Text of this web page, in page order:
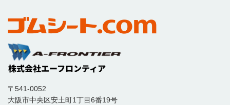
〒541-0052
大阪市中央区安土町1丁目6番19号